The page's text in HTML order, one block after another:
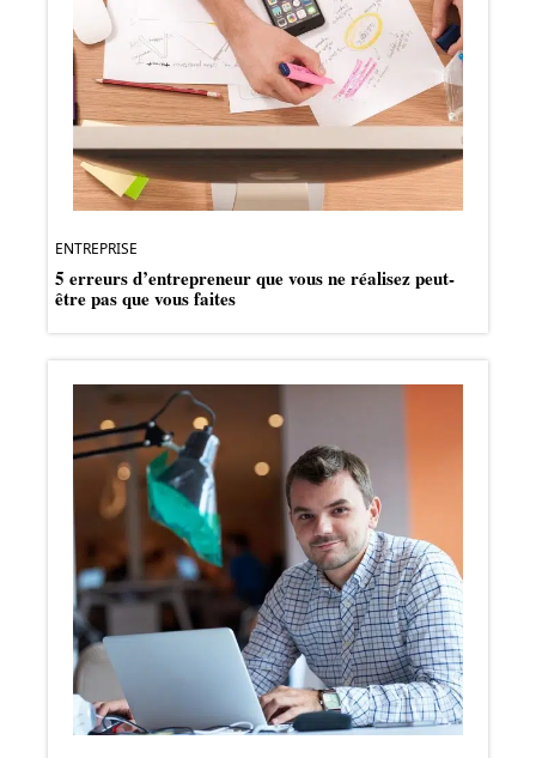
ENTREPRISE
5 erreurs d’entrepreneur que vous ne réalisez peut-
être pas que vous faites